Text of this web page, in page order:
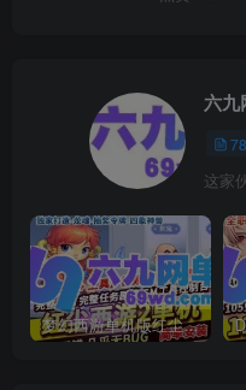
六九
这家
梦幻西游单机版红尘西游2微变独家打造龙魂抽奖令牌四象神兽